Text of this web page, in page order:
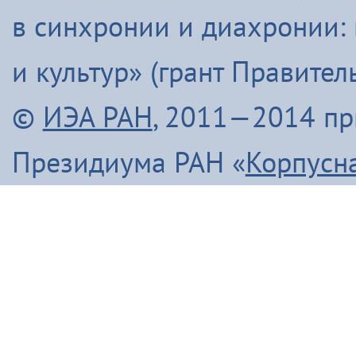
в синхронии и диахронии:
и культур» (грант
© ИЭА РАН, 2011—2014
Президиума РАН «